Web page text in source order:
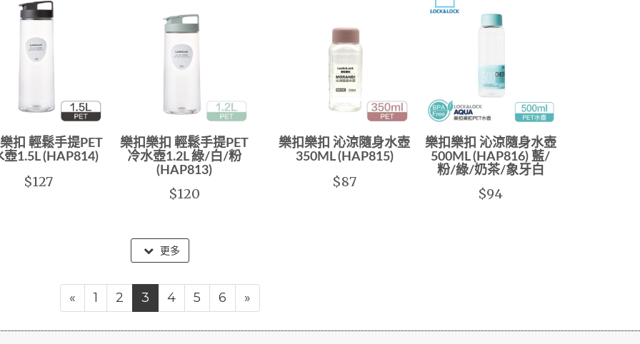
扣 輕鬆手提PET
壺1.5L (HAP814)
$127
樂扣樂扣 輕鬆手提PET
冷水壺1.2L 綠/白/粉
(HAP813)
$120
樂扣樂扣 沁涼隨身水壺
350ML (HAP815)
$87
樂扣樂扣 沁涼隨身水壺
500ML (HAP816) 藍/
粉/綠/奶茶/象牙白
$94
更多
« 1 2 3 4 5 6 »